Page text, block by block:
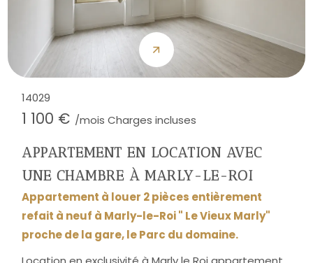
14029
1 100 € /mois Charges incluses
APPARTEMENT EN LOCATION AVEC
UNE CHAMBRE À MARLY-LE-ROI
Appartement à louer 2 pièces entièrement
refait à neuf à Marly-le-Roi " Le Vieux Marly"
proche de la gare, le Parc du domaine.